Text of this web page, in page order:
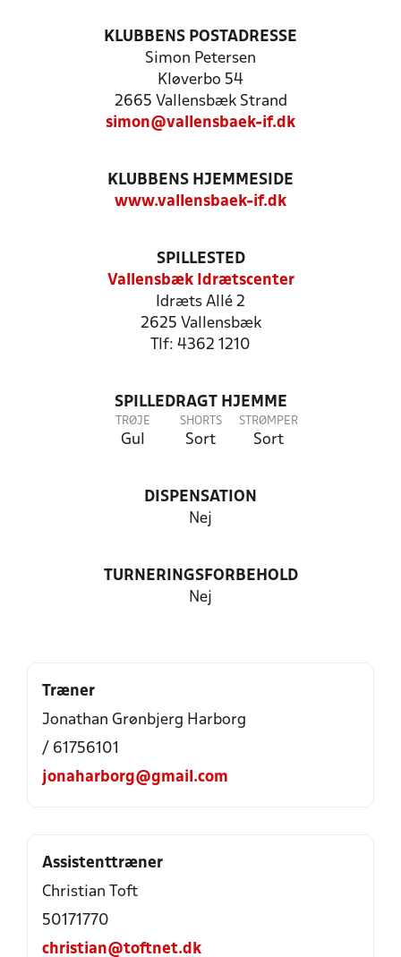
KLUBBENS POSTADRESSE
Simon Petersen
Kløverbo 54
2665 Vallensbæk Strand
simon@vallensbaek-if.dk
KLUBBENS HJEMMESIDE
www.vallensbaek-if.dk
SPILLESTED
Vallensbæk Idrætscenter
Idræts Allé 2
2625 Vallensbæk
Tlf: 4362 1210
SPILLEDRAGT HJEMME
TRØJE
Gul
SHORTS
Sort
STRØMPER
Sort
DISPENSATION
Nej
TURNERINGSFORBEHOLD
Nej
Træner
Jonathan Grønbjerg Harborg
/ 61756101
jonaharborg@gmail.com
Assistenttræner
Christian Toft
50171770
christian@toftnet.dk